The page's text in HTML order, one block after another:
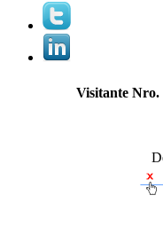
Visitante Nro.